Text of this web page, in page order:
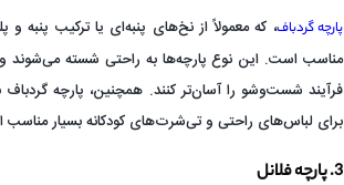
پارچه گردباف، که معمولاً از نخ‌های پنبه‌ای یا ترکیب پنبه
مناسب است. این نوع پارچه‌ها به راحتی شسته می‌شوند
فرآیند شست‌وشو را آسان‌تر کنند. همچنین، پارچه
برای لباس‌های راحتی و تی‌شرت‌های کودکانه بسیار
3. پارچه فلانل